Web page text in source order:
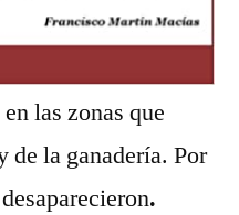
las zonas que
la ganadería. Por
.